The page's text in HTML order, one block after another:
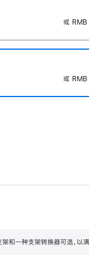
或
或
毫米的高度调
一种支架转换器可选，以满